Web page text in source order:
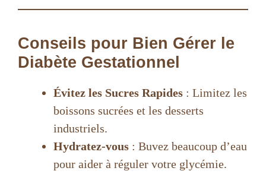
Conseils pour Bien Gérer le
Diabète Gestationnel
Évitez les Sucres Rapides : Limitez les
boissons sucrées et les desserts
industriels.
Hydratez-vous : Buvez beaucoup d’eau
pour aider à réguler votre glycémie.